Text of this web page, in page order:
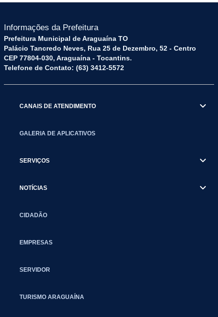
Informações da Prefeitura
Prefeitura Municipal de Araguaína TO
Palácio Tancredo Neves, Rua 25 de Dezembro, 52 - Centro
CEP 77804-030, Araguaína - Tocantins.
Telefone de Contato: (63) 3412-5572
CANAIS DE ATENDIMENTO
GALERIA DE APLICATIVOS
SERVIÇOS
NOTÍCIAS
CIDADÃO
EMPRESAS
SERVIDOR
TURISMO ARAGUAÍNA